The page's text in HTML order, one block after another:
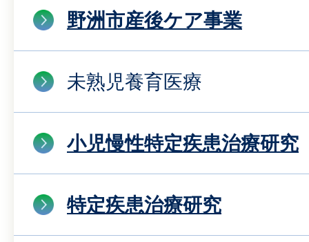
野洲市産後ケア事業
未熟児養育医療
小児慢性特定疾患治療研究
特定疾患治療研究